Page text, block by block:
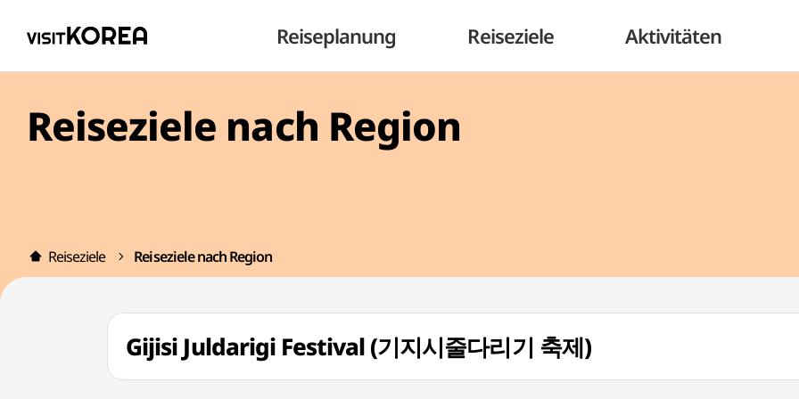
Reiseplanung Reiseziele Aktivitäten
Reiseziele nach Region
Reiseziele Reiseziele nach Region
Gijisi Juldarigi Festival (기지시줄다리기 축제)